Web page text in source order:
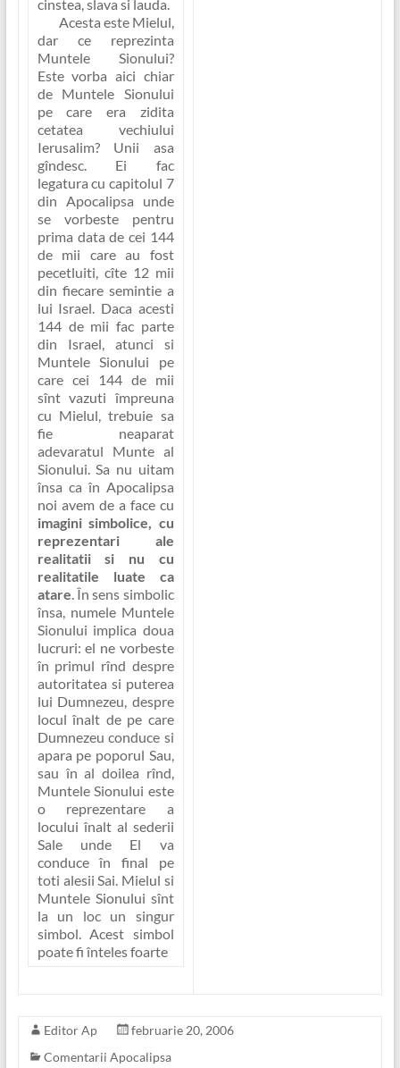
cinstea, slava si lauda.
Acesta este Mielul,
dar ce reprezinta
Muntele Sionului?
Este vorba aici chiar
de Muntele Sionului
pe care era zidita
cetatea vechiului
Ierusalim? Unii asa
gîndesc. Ei fac
legatura cu capitolul 7
din Apocalipsa unde
se vorbeste pentru
prima data de cei 144
de mii care au fost
pecetluiti, cîte 12 mii
din fiecare semintie a
lui Israel. Daca acesti
144 de mii fac parte
din Israel, atunci si
Muntele Sionului pe
care cei 144 de mii
sînt vazuti împreuna
cu Mielul, trebuie sa
fie neaparat
adevaratul Munte al
Sionului. Sa nu uitam
însa ca în Apocalipsa
noi avem de a face cu
imagini simbolice, cu
reprezentari ale
realitatii si nu cu
realitatile luate ca
atare. În sens simbolic
însa, numele Muntele
Sionului implica doua
lucruri: el ne vorbeste
în primul rînd despre
autoritatea si puterea
lui Dumnezeu, despre
locul înalt de pe care
Dumnezeu conduce si
apara pe poporul Sau,
sau în al doilea rînd,
Muntele Sionului este
o reprezentare a
locului înalt al sederii
Sale unde El va
conduce în final pe
toti alesii Sai. Mielul si
Muntele Sionului sînt
la un loc un singur
simbol. Acest simbol
poate fi înteles foarte
Editor Ap
februarie 20, 2006
Comentarii Apocalipsa